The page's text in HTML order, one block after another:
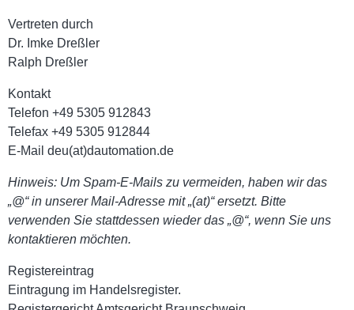
Vertreten durch
Dr. Imke Dreßler
Ralph Dreßler
Kontakt
Telefon +49 5305 912843
Telefax +49 5305 912844
E-Mail deu(at)dautomation.de
Hinweis: Um Spam-E-Mails zu vermeiden, haben wir das
„@“ in unserer Mail-Adresse mit „(at)“ ersetzt. Bitte
verwenden Sie stattdessen wieder das „@“, wenn Sie uns
kontaktieren möchten.
Registereintrag
Eintragung im Handelsregister.